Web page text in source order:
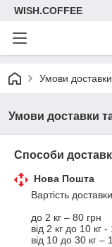
WISH.COFFEE
Умови
Умови доставки
Способи
Нова Пошта
Вартість
до 2 кг – 80 грн
від 2 кг до 10 кг -
від 10 до 30 кг –